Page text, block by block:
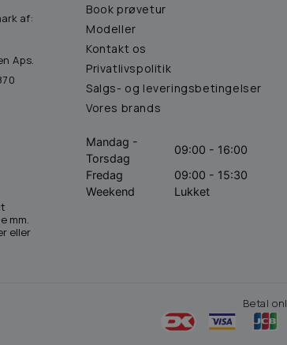
af:
Aps.
mm.
eller
Book prøvetur
Modeller
Kontakt os
Privatlivspolitik
Salgs- og leveringsbetingelser
Vores brands
Mandag -
Torsdag
09:00 - 16:00
Fredag
09:00 - 15:30
Weekend
Lukket
Betal